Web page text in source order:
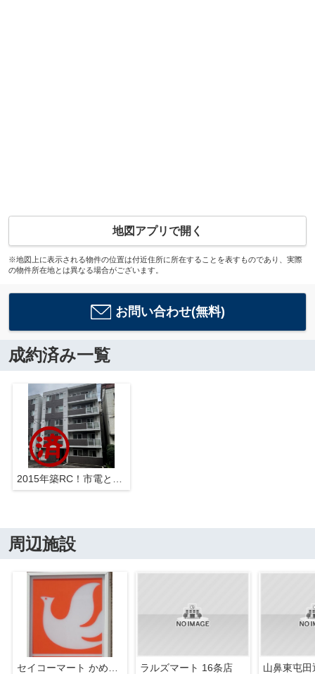
地図アプリで開く
※地図上に表示される物件の位置は付近住所に所在することを表すものであり、実際
の物件所在地とは異なる場合がございます。
お問い合わせ(無料)
成約済み一覧
2015年築RC！市電と地下鉄ダブルアクセス可！
周辺施設
ラルズマート 16条店
山鼻東屯田